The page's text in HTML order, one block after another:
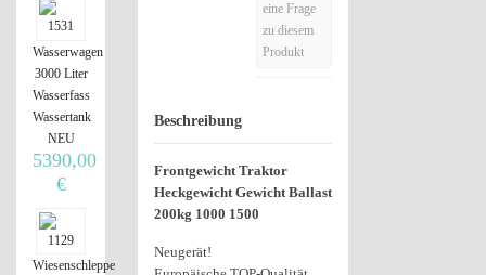
eine Frage
zu diesem
Produkt
Beschreibung
Frontgewicht Traktor
Heckgewicht Gewicht Ballast
200kg 1000 1500
Neugerät!
Wasserwagen
3000 Liter
Wasserfass
Wassertank
NEU
5390,00
€
Wiesenschleppe